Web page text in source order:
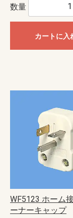
数量
カートに入
WF5123 ホーム
ーナーキャップ